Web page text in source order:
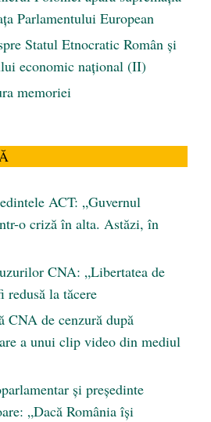
Parlamentului European
Statul Etnocratic Român şi
economic naţional (II)
memoriei
ACT: „Guvernul
o criză în alta. Astăzi, în
CNA: „Libertatea de
redusă la tăcere
CNA de cenzură după
a unui clip video din mediul
și președinte
„Dacă România își